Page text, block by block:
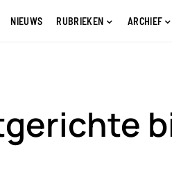
NIEUWS RUBRIEKEN ARCHIEF